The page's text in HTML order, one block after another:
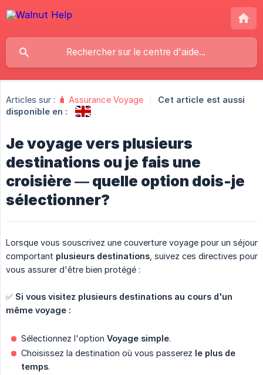
Articles sur : 🧳 Assurance Voyage
Cet article est aussi
disponible en :
Je voyage vers plusieurs
destinations ou je fais une
croisière — quelle option dois-je
sélectionner?
Lorsque vous souscrivez une couverture voyage pour un séjour
comportant plusieurs destinations , suivez ces directives pour
vous assurer d'être bien protégé :
✅ Si vous visitez plusieurs destinations au cours d'un
même voyage :
Sélectionnez l'option Voyage simple.
Choisissez la destination où vous passerez le plus de
temps.